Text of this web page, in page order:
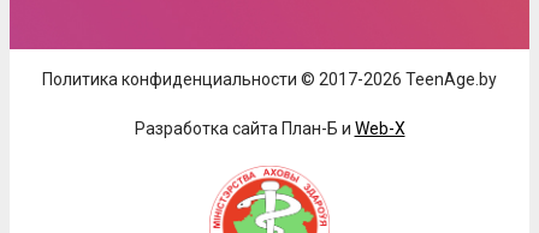
Политика конфиденциальности © 2017-2026 TeenAge.by
Разработка сайта План-Б и Web-X